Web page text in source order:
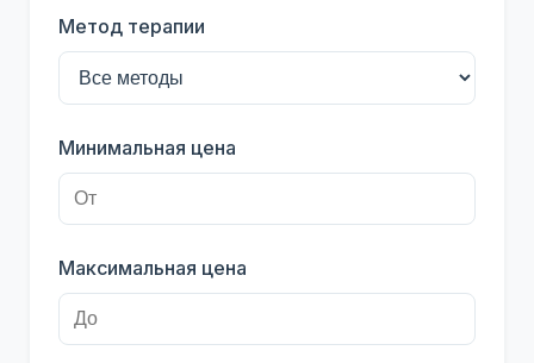
Метод терапии
Минимальная цена
Максимальная цена